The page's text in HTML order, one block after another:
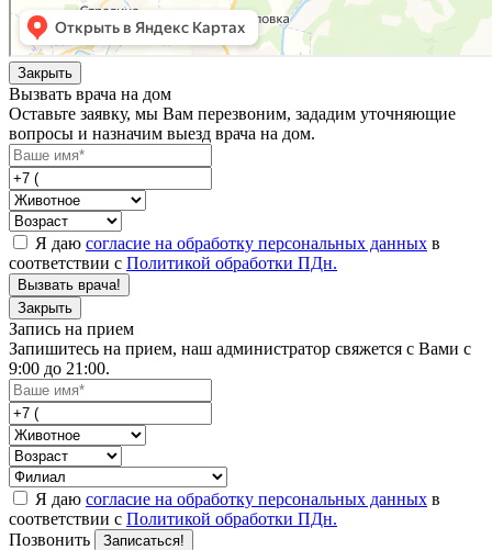
Закрыть
Вызвать врача на дом
Оставьте заявку, мы Вам перезвоним, зададим уточняющие
вопросы и назначим выезд врача на дом.
Я даю согласие на обработку персональных данных в
соответствии с Политикой обработки ПДн.
Вызвать врача!
Закрыть
Запись на прием
Запишитесь на прием, наш администратор свяжется с Вами с
9:00 до 21:00.
Я даю согласие на обработку персональных данных в
соответствии с Политикой обработки ПДн.
Позвонить
Записаться!